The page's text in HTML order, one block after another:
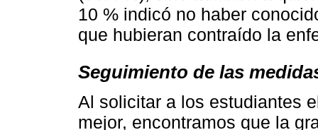
10 % indicó no haber
que hubieran contraído la
Seguimiento de las
Al solicitar a los estudiantes
mejor, encontramos que la